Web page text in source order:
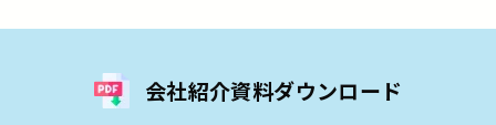
会社紹介資料ダウンロード